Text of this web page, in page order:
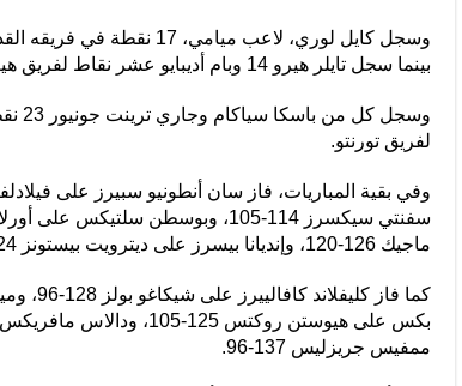
وسجل كايل لوري، لاعب ميامي، 17 نقطة في
بينما سجل تايلر هيرو 14 وبام أديبايو عشر نقاط لفريق هيت.
وسجل كل من باسكا
لفريق تورنتو.
وفي بقية المباريات، فاز سان أنطونيو سبيرز على
سفنتي سيكسرز 114-105، وبوسطن سلتيكس على
ماجيك 126-120، وإنديانا بيسرز على ديترويت بيستونز 124-115.
كما فاز كليفلاند
بكس على هيوستن روكتس 125-105، ودالاس
ممفيس جريزليس 137-96.